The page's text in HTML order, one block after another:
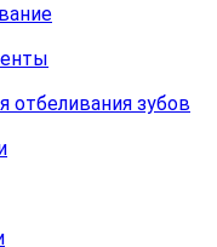
отбеливания зубов